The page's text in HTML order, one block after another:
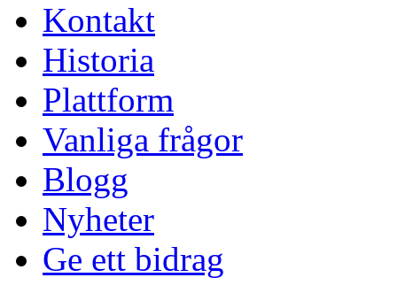
Kontakt
Historia
Plattform
Vanliga frågor
Blogg
Nyheter
Ge ett bidrag